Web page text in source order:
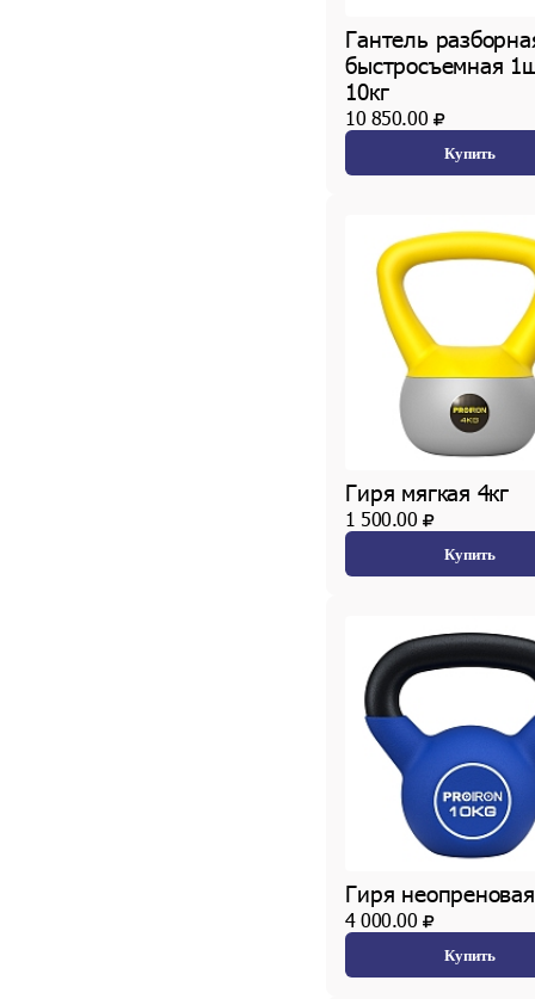
Гантель
быстросъемная
10кг
10 850.00
Купить
Гиря мягкая 4кг
1 500.00
Купить
Гиря
4 000.00
Купить